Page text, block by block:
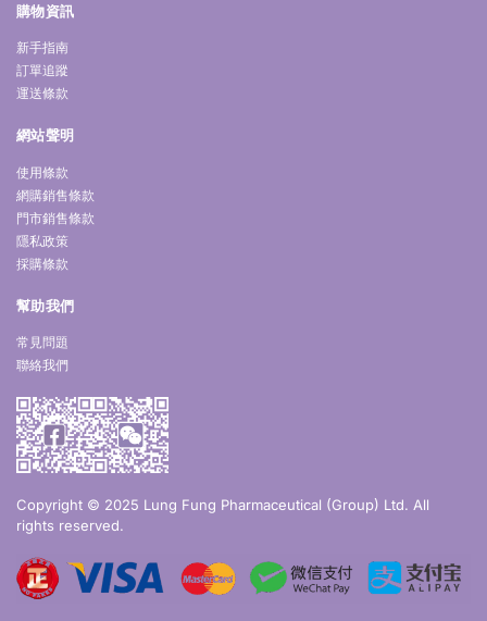
購物資訊
新手指南
訂單追蹤
運送條款
網站聲明
使用條款
網購銷售條款
門市銷售條款
隱私政策
採購條款
幫助我們
常見問題
聯絡我們
Copyright © 2025 Lung Fung Pharmaceutical (Group) Ltd. All
rights reserved.